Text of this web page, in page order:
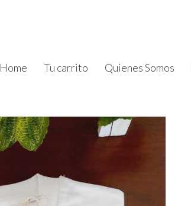
Home Tu carrito Quienes Somos